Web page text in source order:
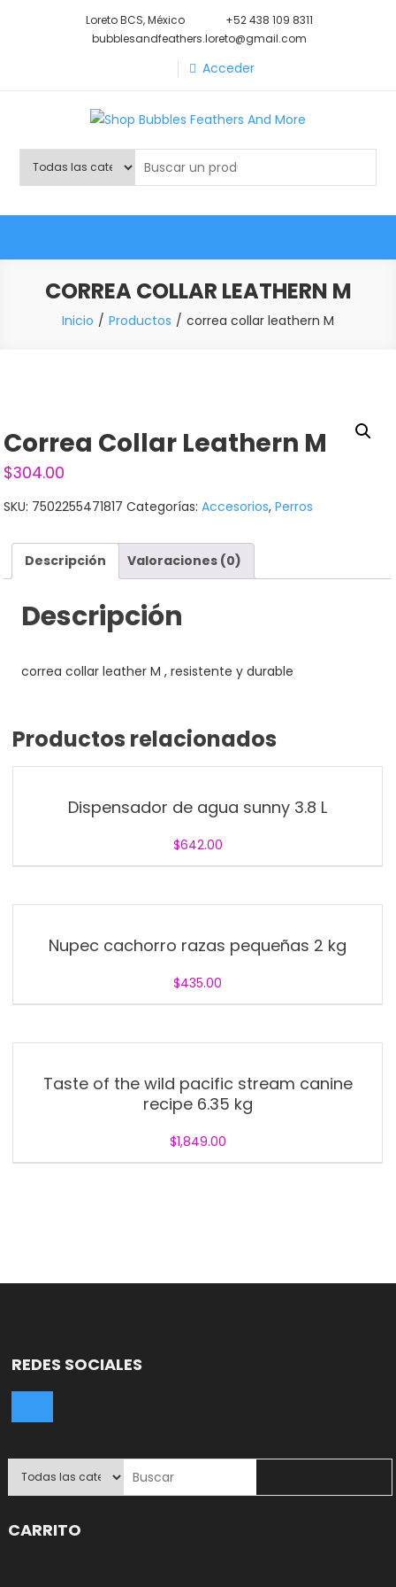
Loreto BCS, México
+52 438 109 8311
bubblesandfeathers.loreto@gmail.com
Acceder
Shop Bubbles Feathers And
More
CORREA COLLAR LEATHERN M
Inicio Productos correa collar leathern M
Correa Collar Leathern M
$304.00
SKU: 7502255471817 Categorías:Accesorios,Perros
Descripción Valoraciones (0)
Descripción
correa collar leather M , resistente y durable
Productos relacionados
Dispensador de agua sunny 3.8 L
$642.00
Nupec cachorro razas pequeñas 2 kg
$435.00
Taste of the wild pacific stream canine
recipe 6.35 kg
$1,849.00
REDES SOCIALES
CARRITO